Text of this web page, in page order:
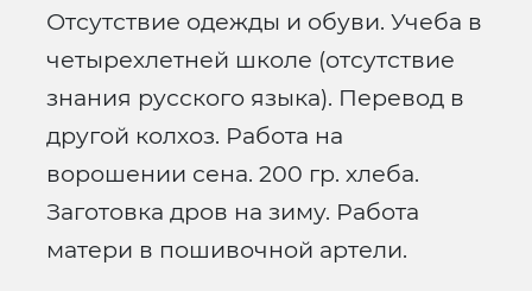
Отсутствие одежды и обуви. Учеба в
четырехлетней школе (отсутствие
знания русского языка). Перевод в
другой колхоз. Работа на
ворошении сена. 200 гр. хлеба.
Заготовка дров на зиму. Работа
матери в пошивочной артели.